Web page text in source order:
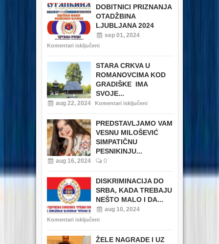
DOBITNICI PRIZNANJA
OTADŽBINA
LJUBLJANA 2024
sep 01, 2024
Komentari isključeni
STARA CRKVA U
ROMANOVCIMA KOD
GRADIŠKE IMA
SVOJE...
aug 22, 2024 Komentari isključeni
PREDSTAVLJAMO VAM
VESNU MILOŠEVIĆ
SIMPATIČNU
PESNIKINJU...
aug 16, 2024 0
DISKRIMINACIJA DO
SRBA, KADA TREBAJU
NEŠTO MALO I DA...
aug 10, 2024
Komentari isključeni
ŽELE NAGRADE I UZ